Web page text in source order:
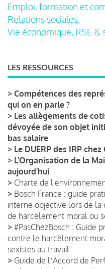
Emploi, formation et
Relations sociales,
Vie économique, RSE &
LES RESSOURCES
> Compétences des
qui on en parle ?
> Les allègements de
dévoyée de son objet
bas salaire
> Le DUERP des IRP
> L’Organisation de la
aujourd’hui
> Charte de
> Bosch France : guide
interne objective lors de la
de harcèlement moral ou
> #PasChezBosch : Guide
contre le harcèlement
sexistes au travail
> Guide de lʼAccord de